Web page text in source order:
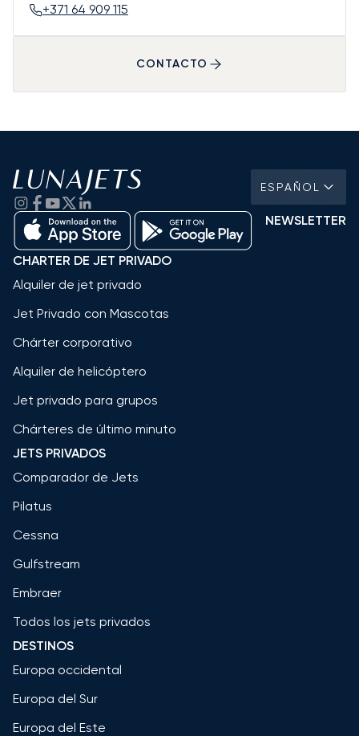
+371 64 909 115
CONTACTO
ESPAÑOL
NEWSLETTER
CHARTER DE JET PRIVADO
Alquiler de jet privado
Jet Privado con Mascotas
Chárter corporativo
Alquiler de helicóptero
Jet privado para grupos
Chárteres de último minuto
JETS PRIVADOS
Comparador de Jets
Pilatus
Cessna
Gulfstream
Embraer
Todos los jets privados
DESTINOS
Europa occidental
Europa del Sur
Europa del Este